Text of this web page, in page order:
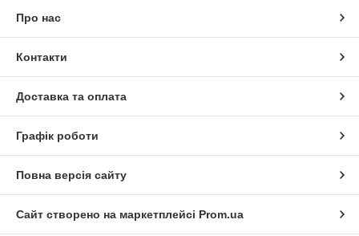
Про нас
Контакти
Доставка та оплата
Графік роботи
Повна версія сайту
Сайт створено на маркетплейсі Prom.ua